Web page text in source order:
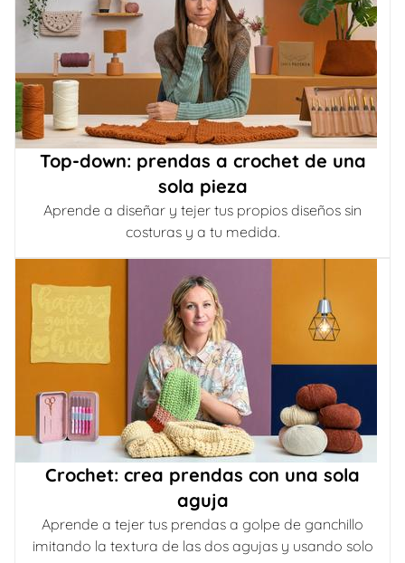
Top-down: prendas a crochet de una
sola pieza
Aprende a diseñar y tejer tus propios diseños sin
costuras y a tu medida.
Crochet: crea prendas con una sola
aguja
Aprende a tejer tus prendas a golpe de ganchillo
imitando la textura de las dos agujas y usando solo